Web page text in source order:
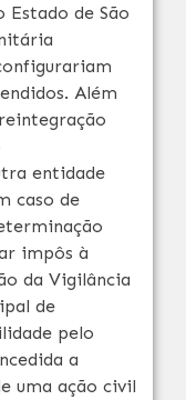
Estado de São
Além
entidade
caso de
impôs à
da Vigilância
de
pelo
a
uma ação civil